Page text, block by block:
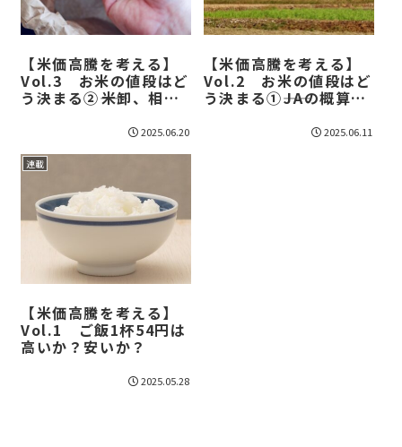
【米価高騰を考える】
Vol.3 お米の値段はど
う決まる②――米卸、相対
2025.06.20
【米価高騰を考える】
Vol.2 お米の値段はど
う決まる①――JAの概算金
2025.06.11
連載
【米価高騰を考える】
Vol.1 ご飯1杯54円は
高いか？安いか？
2025.05.28